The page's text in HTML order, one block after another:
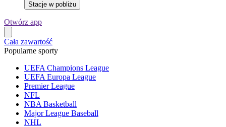
Stacje w pobliżu
Otwórz app
Cała zawartość
Popularne sporty
UEFA Champions League
UEFA Europa League
Premier League
NFL
NBA Basketball
Major League Baseball
NHL